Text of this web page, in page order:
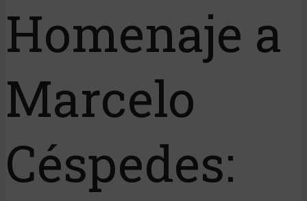
Homenaje a
Marcelo
Céspedes: